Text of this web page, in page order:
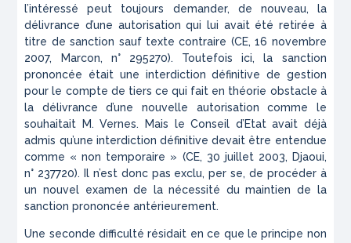
l’intéressé peut toujours demander, de nouveau, la
délivrance d’une autorisation qui lui avait été retirée à
titre de sanction sauf texte contraire (CE, 16 novembre
2007,
Marcon, n° 295270). Toutefois ici, la sanction
prononcée était une interdiction définitive de gestion
pour le compte de tiers ce qui fait en théorie obstacle à
la délivrance d’une nouvelle autorisation comme le
souhaitait M. Vernes. Mais le Conseil d’Etat avait déjà
admis qu’une interdiction définitive devait être entendue
comme « non temporaire » (CE, 30 juillet 2003, Djaoui,
n° 237720). Il n’est donc pas exclu,per se, de procéder à
un nouvel examen de la nécessité du maintien de la
sanction prononcée antérieurement.
Une seconde difficulté résidait en ce que le principe non